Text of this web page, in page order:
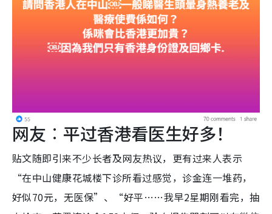
网友︰平过香港看医生好多！
贴文随即引来不少长者及网友热议，更有过来人表示
“在中山健康花城楼下诊所看过感觉，诊金连一堆药，
好似70元，无医保”、“好平……我早2星期刚看完，抽